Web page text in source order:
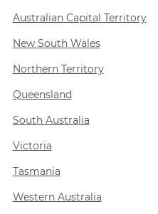
Australian Capital Territory
New South Wales
Northern Territory
Queensland
South Australia
Victoria
Tasmania
Western Australia